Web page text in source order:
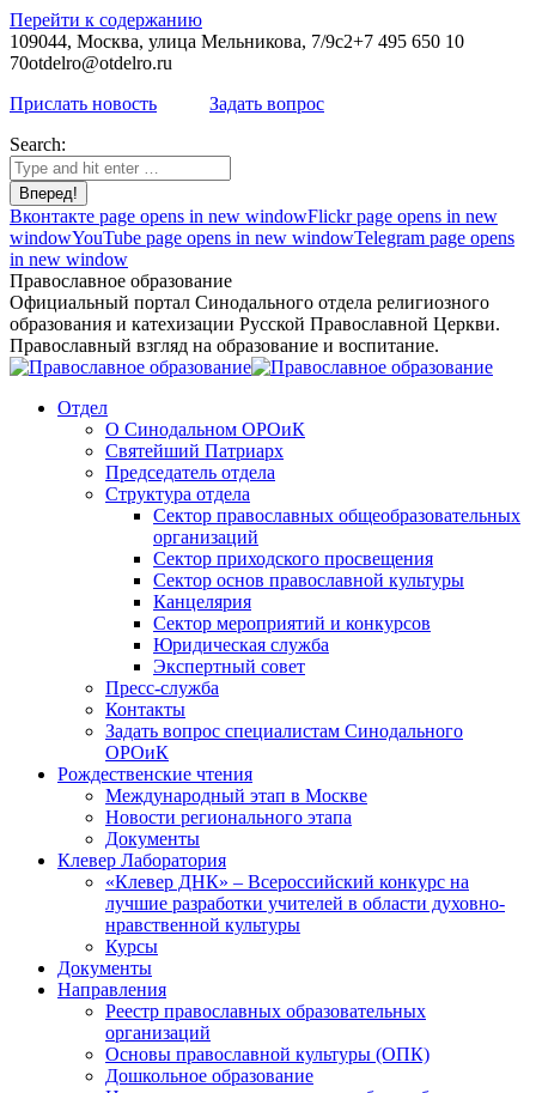
Перейти к содержанию
109044, Москва, улица Мельникова, 7/9с2+7 495 650 10
70otdelro@otdelro.ru
Прислать новость
Задать вопрос
Search:
Вконтакте page opens in new windowFlickr page opens in new
windowYouTube page opens in new windowTelegram page opens
in new window
Православное образование
Официальный портал Синодального отдела религиозного
образования и катехизации Русской Православной Церкви.
Православный взгляд на образование и воспитание.
Отдел
О Синодальном ОРОиК
Святейший Патриарх
Председатель отдела
Структура отдела
Сектор православных общеобразовательных
организаций
Сектор приходского просвещения
Сектор основ православной культуры
Канцелярия
Сектор мероприятий и конкурсов
Юридическая служба
Экспертный совет
Пресс-служба
Контакты
Задать вопрос специалистам Синодального
ОРОиК
Рождественские чтения
Международный этап в Москве
Новости регионального этапа
Документы
Клевер Лаборатория
«Клевер ДНК» – Всероссийский конкурс на
лучшие разработки учителей в области духовно-
нравственной культуры
Курсы
Документы
Направления
Реестр православных образовательных
организаций
Основы православной культуры (ОПК)
Дошкольное образование